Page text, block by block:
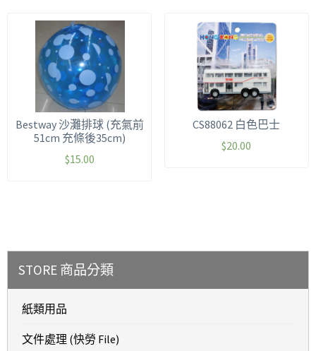
Bestway 沙灘排球 (充氣前
51cm 充條後35cm)
$15.00
CS88062 白色巴士
$20.00
STORE 商品分類
紙類用品
文件處理 (快勞 File)